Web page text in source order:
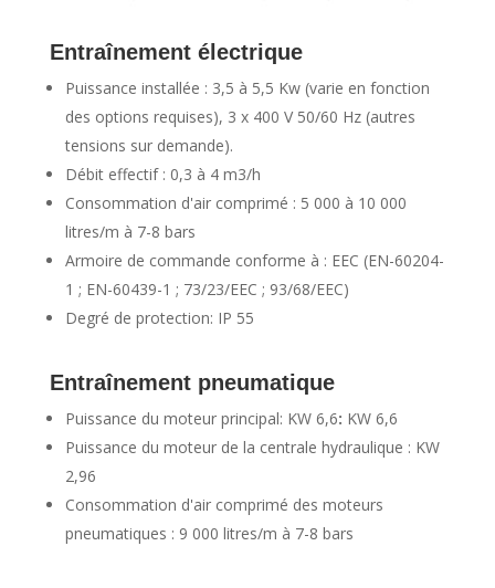
Entraînement électrique
Puissance installée : 3,5 à 5,5 Kw (varie en fonction
des options requises), 3 x 400 V 50/60 Hz (autres
tensions sur demande).
Débit effectif : 0,3 à 4 m3/h
Consommation d'air comprimé : 5 000 à 10 000
litres/m à 7-8 bars
Armoire de commande conforme à : EEC (EN-60204-
1 ; EN-60439-1 ; 73/23/EEC ; 93/68/EEC)
Degré de protection: IP 55
Entraînement pneumatique
Puissance du moteur principal: KW 6,6: KW 6,6
Puissance du moteur de la centrale hydraulique : KW
2,96
Consommation d'air comprimé des moteurs
pneumatiques : 9 000 litres/m à 7-8 bars